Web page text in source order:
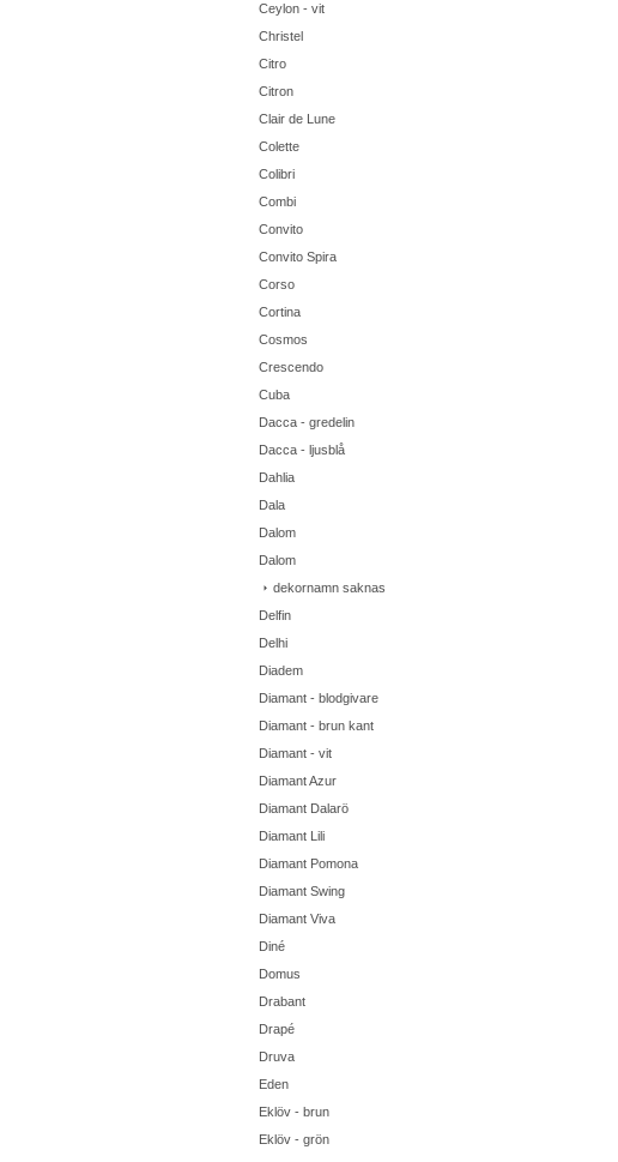
Ceylon - vit
Christel
Citro
Citron
Clair de Lune
Colette
Colibri
Combi
Convito
Convito Spira
Corso
Cortina
Cosmos
Crescendo
Cuba
Dacca - gredelin
Dacca - ljusblå
Dahlia
Dala
Dalom
Dalom
dekornamn saknas
Delfin
Delhi
Diadem
Diamant - blodgivare
Diamant - brun kant
Diamant - vit
Diamant Azur
Diamant Dalarö
Diamant Lili
Diamant Pomona
Diamant Swing
Diamant Viva
Diné
Domus
Drabant
Drapé
Druva
Eden
Eklöv - brun
Eklöv - grön